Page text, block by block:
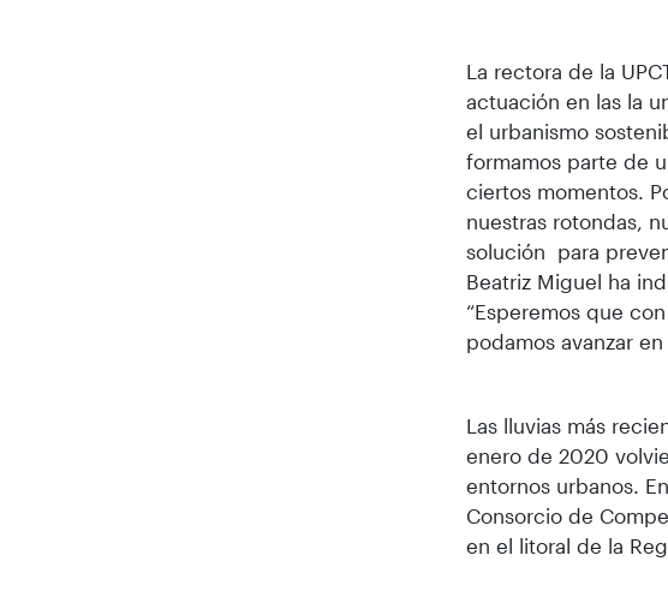
La rectora de la
actuación en las la
el urbanismo
formamos parte de
ciertos momentos.
nuestras rotondas,
solución para
Beatriz Miguel ha
“Esperemos que
podamos avanzar
Las lluvias más
enero de 2020
entornos urbanos.
Consorcio de
en el litoral de la